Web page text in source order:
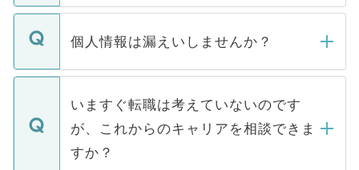
ません。
■応募殺到を避けるため 人気のある医療機
関を公にしてしまうと、応募が殺到する場
に、医療機関が求める条件に合った人材の
みを人材紹介会社に依頼するケースが増え
ています。
転職・入職を強要することは一切ありませ
ん。また、仮に応募先から内定をいただい
定を承諾する必要はありません。内定先へ
の辞退の連絡はキャリアパートナーが行い
個人情報は漏えいしませんか？
個人情報が漏えいすることはありませんの
で、ご安心ください。当サイトからの登録
などで収集したご登録者様の個人情報は、
ご本人のキャリアアップおよび転職活動の
支援を目的に使用いたします。お預かりし
いますぐ転職は考えていないのです
が、これからのキャリアを相談できま
すか？